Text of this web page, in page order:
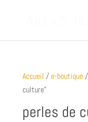
Accueil / e-boutique/
culture”
perles de